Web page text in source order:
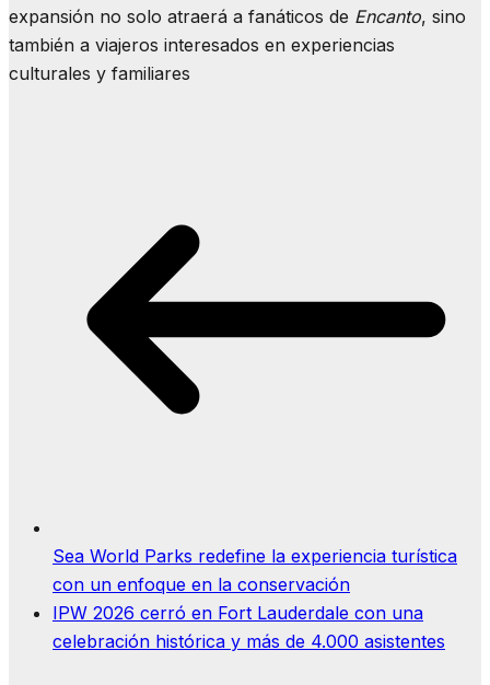
expansión no solo atraerá a fanáticos de Encanto, sino
también a viajeros interesados en experiencias
culturales y familiares
Sea World Parks redefine la experiencia turística
con un enfoque en la conservación
IPW 2026 cerró en Fort Lauderdale con una
celebración histórica y más de 4.000 asistentes